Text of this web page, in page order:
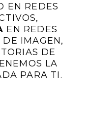
EN REDES
EN REDES
DE IMAGEN,
DE
LA
PARA TI.